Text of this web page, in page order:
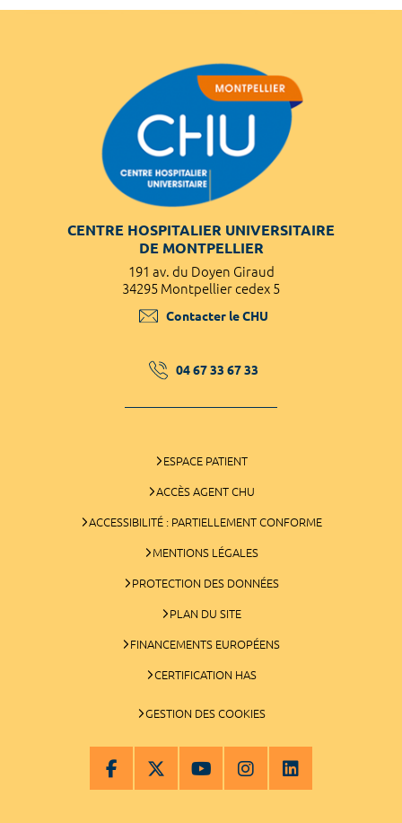
CENTRE HOSPITALIER UNIVERSITAIRE
DE MONTPELLIER
191 av. du Doyen Giraud
34295 Montpellier cedex 5
Contacter le CHU
04 67 33 67 33
ESPACE PATIENT
ACCÈS AGENT CHU
ACCESSIBILITÉ : PARTIELLEMENT CONFORME
MENTIONS LÉGALES
PROTECTION DES DONNÉES
PLAN DU SITE
FINANCEMENTS EUROPÉENS
CERTIFICATION HAS
GESTION DES COOKIES